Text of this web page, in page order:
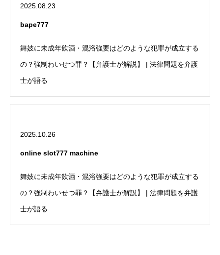
2025.08.23
bape777
舞妓に未成年飲酒・混浴強要はどのような犯罪が成立する
の？強制わいせつ罪？【弁護士が解説】 | 法律問題を弁護
士が語る
2025.10.26
online slot777 machine
舞妓に未成年飲酒・混浴強要はどのような犯罪が成立する
の？強制わいせつ罪？【弁護士が解説】 | 法律問題を弁護
士が語る